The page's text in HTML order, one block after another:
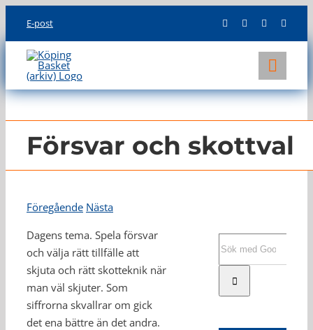
content
E-post
KLUBBEN
INFO
Försvar och skottval
Föregående Nästa
Dagens tema. Spela försvar
och välja rätt tillfälle att
skjuta och rätt skotteknik när
man väl skjuter. Som
siffrorna skvallrar om gick
det ena bättre än det andra.